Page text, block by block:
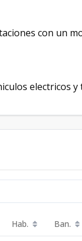
con un
electricos
Hab. Ban.